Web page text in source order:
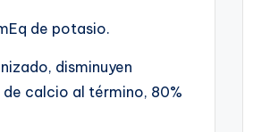
de potasio.
disminuyen
calcio al término, 80%